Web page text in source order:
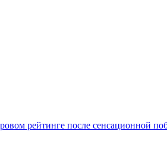
рейтинге после сенсационной